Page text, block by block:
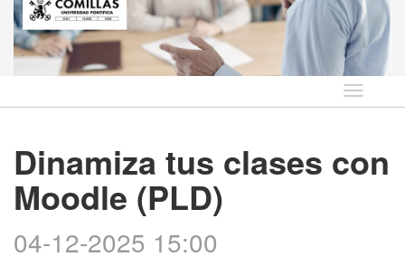
Idioma
Dinamiza tus clases con
Moodle (PLD)
04-12-2025 15:00